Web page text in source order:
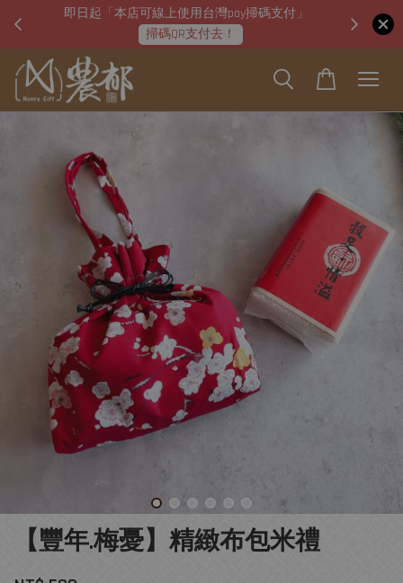
即日起「本店可線上使用台灣pay掃碼支付」
掃碼QR支付去！
2022
【豐年.梅憂】精緻布包米禮